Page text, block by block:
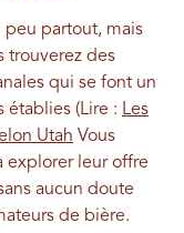
peu partout, mais
trouverez des
qui se font un
établies (Lire : Les
Utah Vous
explorer leur offre
aucun doute
de bière.